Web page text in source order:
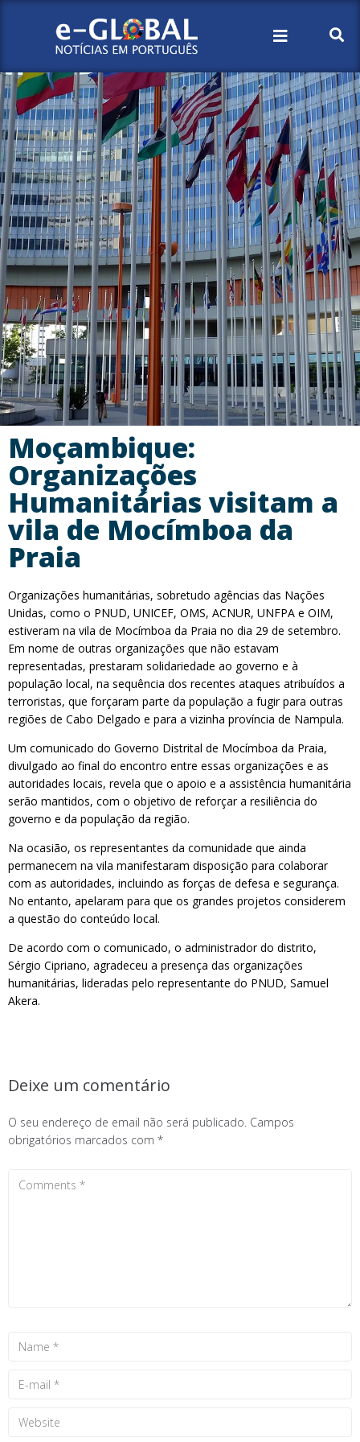
Moçambique:
Organizações
Humanitárias visitam a
vila de Mocímboa da
Praia
Organizações humanitárias, sobretudo agências das Nações
Unidas, como o PNUD, UNICEF, OMS, ACNUR, UNFPA e OIM,
estiveram na vila de Mocímboa da Praia no dia 29 de setembro.
Em nome de outras organizações que não estavam
representadas, prestaram solidariedade ao governo e à
população local, na sequência dos recentes ataques atribuídos a
terroristas, que forçaram parte da população a fugir para outras
regiões de Cabo Delgado e para a vizinha província de Nampula.
Um comunicado do Governo Distrital de Mocímboa da Praia,
divulgado ao final do encontro entre essas organizações e as
autoridades locais, revela que o apoio e a assistência humanitária
serão mantidos, com o objetivo de reforçar a resiliência do
governo e da população da região.
Na ocasião, os representantes da comunidade que ainda
permanecem na vila manifestaram disposição para colaborar
com as autoridades, incluindo as forças de defesa e segurança.
No entanto, apelaram para que os grandes projetos considerem
a questão do conteúdo local.
De acordo com o comunicado, o administrador do distrito,
Sérgio Cipriano, agradeceu a presença das organizações
humanitárias, lideradas pelo representante do PNUD, Samuel
Akera.
Deixe um comentário
O seu endereço de email não será publicado. Campos
obrigatórios marcados com *